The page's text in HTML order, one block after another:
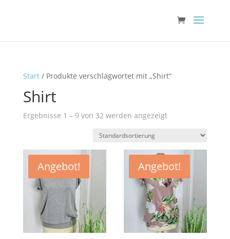
Start/ Produkte verschlagwortet mit „Shirt“
Shirt
Ergebnisse 1 – 9 von 32 werden angezeigt
Angebot! Angebot!